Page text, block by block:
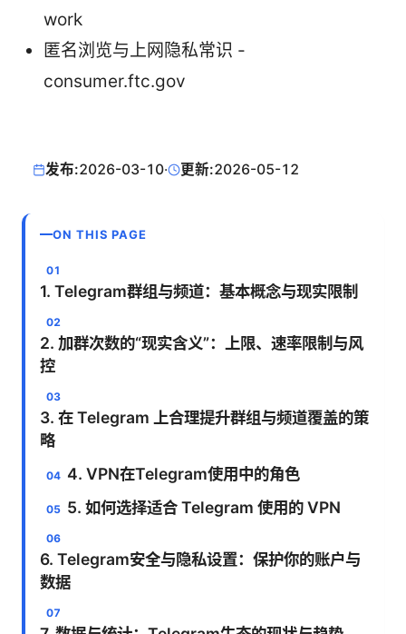
work
匿名浏览与上网隐私常识 -
consumer.ftc.gov
发布:2026-03-10· 更新:2026-05-12
ON THIS PAGE
1. Telegram群组与频道：基本概念与现实限制
2. 加群次数的“现实含义”：上限、速率限制与风
控
3. 在 Telegram 上合理提升群组与频道覆盖的策
略
4. VPN在Telegram使用中的角色
5. 如何选择适合 Telegram 使用的 VPN
6. Telegram安全与隐私设置：保护你的账户与
数据